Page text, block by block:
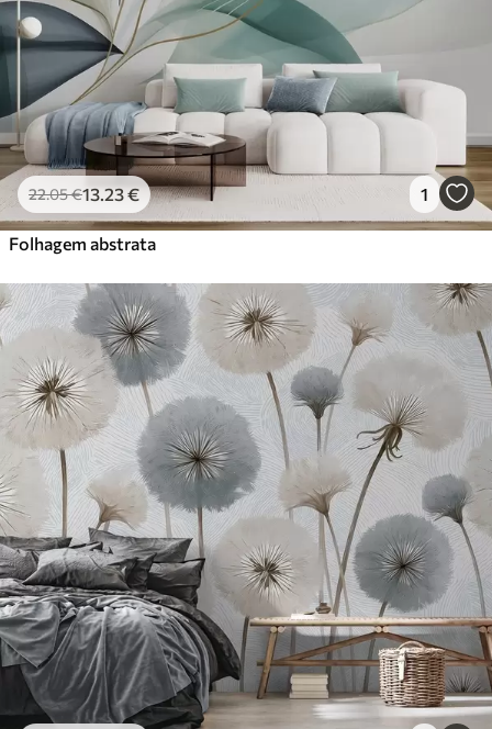
22.05€13 .23€ 1
Folhagem abstrata